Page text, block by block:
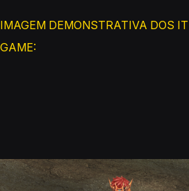
IMAGEM DEMONSTRATIVA DOS
GAME: